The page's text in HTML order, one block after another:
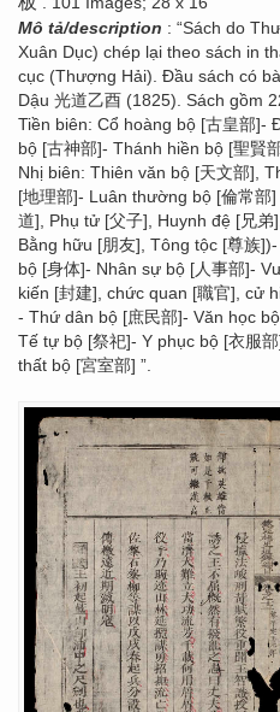
Mô tả/description : “Sách do
Xuân Dục) chép lại theo sách in
cục (Thượng Hải). Đầu sách có
Dậu 光道乙酉 (1825). Sách gồm
Tiền biên: Cổ hoàng bộ [古皇部]-
bộ [古神部]- Thánh hiền bộ [聖賢
Nhị biên: Thiên văn bộ [天文部],
[地理部]- Luân thường bộ [倫常部
道], Phụ tử [父子], Huynh đệ [兄弟
Bằng hữu [朋友], Tông tộc [尊族
bộ [身体]- Nhân sự bộ [人事部]-
kiến [封建], chức quan [職官], cử
- Thứ dân bộ [庶民部]- Văn học
Tế tự bộ [祭祀]- Y phục bộ [衣服
thất bộ [宮室部] ”.